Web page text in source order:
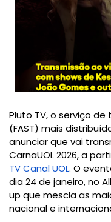
Pluto TV, o serviço
(FAST) mais
anunciar que vai
CarnaUOL 2026, a
TV Canal UOL. O
dia 24 de janeiro, no
up que mescla as
nacional e